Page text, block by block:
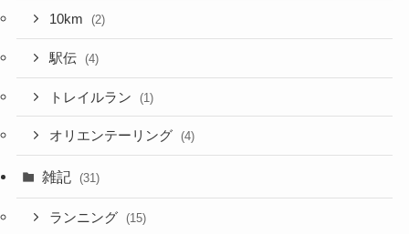
10km (2)
駅伝 (4)
トレイルラン (1)
オリエンテーリング (4)
雑記 (31)
ランニング (15)